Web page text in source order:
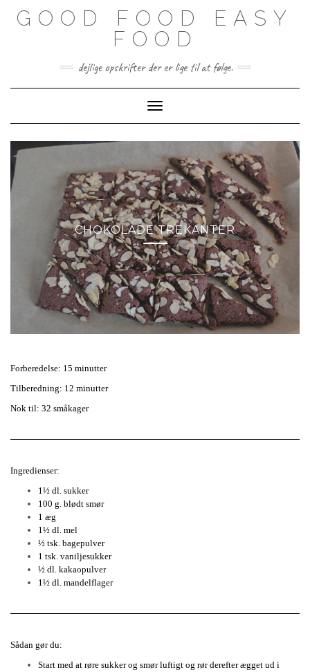
GOOD FOOD EASY
FOOD
dejlige opskrifter der er lige til at følge.
Toggle Navigation
CHOKOLADE TREKANTER
Forberedelse: 15 minutter
Tilberedning: 12 minutter
Nok til: 32 småkager
Ingredienser:
1½ dl. sukker
100 g. blødt smør
1 æg
1½ dl. mel
½ tsk. bagepulver
1 tsk. vaniljesukker
½ dl. kakaopulver
1½ dl. mandelflager
Sådan gør du:
Start med at røre sukker og smør luftigt og rør derefter ægget ud i